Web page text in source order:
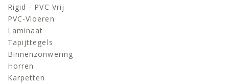
Rigid - PVC Vrij
PVC-Vloeren
Laminaat
Tapijttegels
Binnenzonwering
Horren
Karpetten